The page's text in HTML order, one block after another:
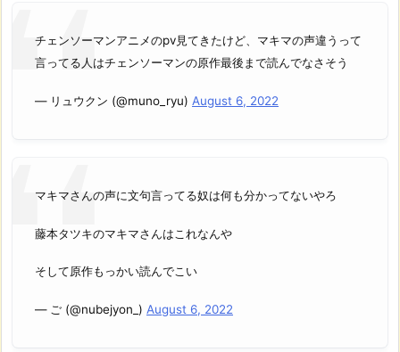
チェンソーマンアニメのpv見てきたけど、マキマの声違うって
言ってる人はチェンソーマンの原作最後まで読んでなさそう
— リュウクン (@muno_ryu) August 6, 2022
マキマさんの声に文句言ってる奴は何も分かってないやろ
藤本タツキのマキマさんはこれなんや
そして原作もっかい読んでこい
— ご (@nubejyon_) August 6, 2022